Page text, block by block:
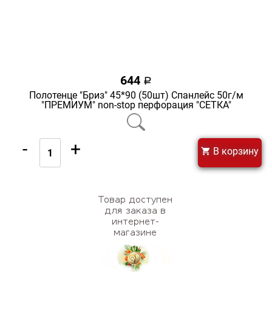
644 a
Полотенце "Бриз" 45*90 (50шт) Спанлейс 50г/м
"ПРЕМИУМ" non-stop перфорация "СЕТКА"
- + В корзину